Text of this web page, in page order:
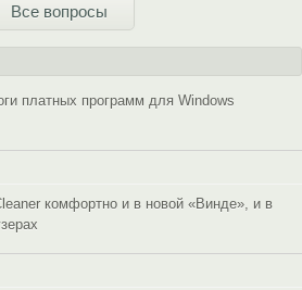
Все вопросы
платных программ для Windows
комфортно и в новой «Винде», и в